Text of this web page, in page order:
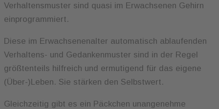
Verhaltensmuster sind quasi im Erwachsenen Gehirn
einprogrammiert.
Diese im Erwachsenenalter automatisch ablaufenden
Verhaltens- und Gedankenmuster sind in der Regel
größtenteils hilfreich und ermutigend für das eigene
(Über-)Leben. Sie stärken den Selbstwert.
Gleichzeitig gibt es ein Päckchen unangenehme